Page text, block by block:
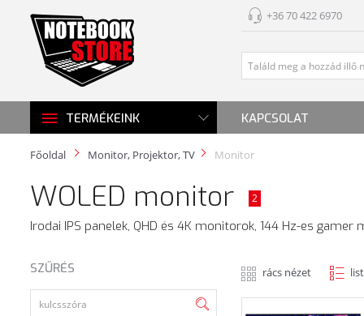
+36 70 422 6970
TERMÉKEINK KAPCSOLAT
Főoldal Monitor, Projektor, TV Monitor
WOLED monitor 2
Irodai IPS panelek, QHD és 4K monitorok, 144 Hz-es
SZŰRÉS rács nézet